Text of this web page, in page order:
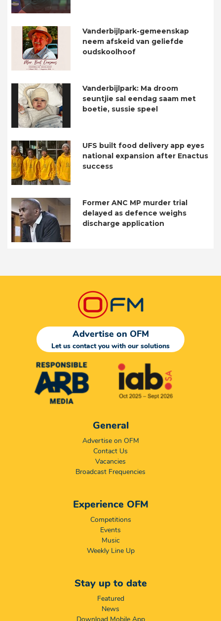
Vanderbijlpark-gemeenskap
neem afskeid van geliefde
oudskoolhoof
Vanderbijlpark: Ma droom
seuntjie sal eendag saam met
boetie, sussie speel
UFS built food delivery app eyes
national expansion after Enactus
success
Former ANC MP murder trial
delayed as defence weighs
discharge application
Advertise on OFM
Let us contact you with our solutions
General
Advertise on OFM
Contact Us
Vacancies
Broadcast Frequencies
Experience OFM
Competitions
Events
Music
Weekly Line Up
Stay up to date
Featured
News